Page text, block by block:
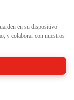
en su dispositivo
y colaborar con nuestros